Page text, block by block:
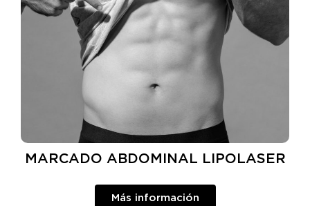
MARCADO ABDOMINAL LIPOLASER
Más información